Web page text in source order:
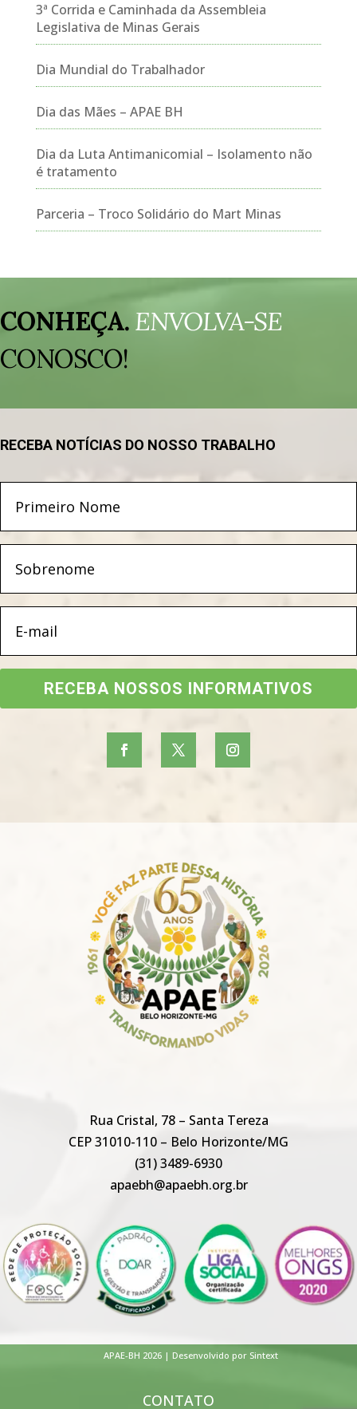
3ª Corrida e Caminhada da Assembleia
Legislativa de Minas Gerais
Dia Mundial do Trabalhador
Dia das Mães – APAE BH
Dia da Luta Antimanicomial – Isolamento não
é tratamento
Parceria – Troco Solidário do Mart Minas
de
vídeo
CONHEÇA.ENVOLVA-SE
CONOSCO!
RECEBA NOTÍCIAS DO NOSSO TRABALHO
RECEBA NOSSOS INFORMATIVOS
Rua Cristal, 78 – Santa Tereza
CEP 31010-110 – Belo Horizonte/MG
(31) 3489-6930
apaebh@apaebh.org.br
APAE-BH 2026 | Desenvolvido por Sintext
CONTATO